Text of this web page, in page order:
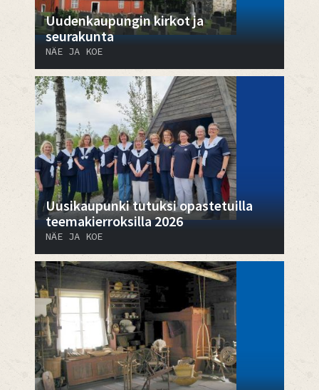
Uudenkaupungin kirkot ja
seurakunta
NÄE JA KOE
Uusikaupunki tutuksi opastetuilla
teemakierroksilla 2026
NÄE JA KOE